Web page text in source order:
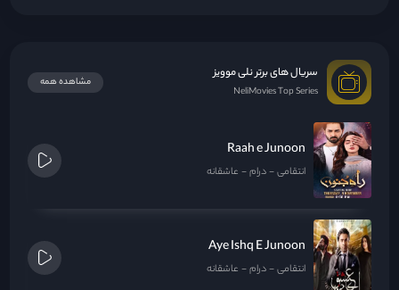
سریال های برتر نلی موویز
NeliMovies Top Series
مشاهده همه
Raah e Junoon
انتقامی درام عاشقانه
Aye Ishq E Junoon
انتقامی درام عاشقانه